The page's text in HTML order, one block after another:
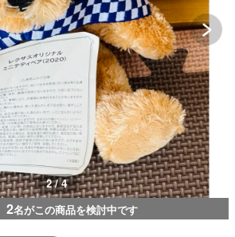
2 / 4
2名がこの商品を検討中です